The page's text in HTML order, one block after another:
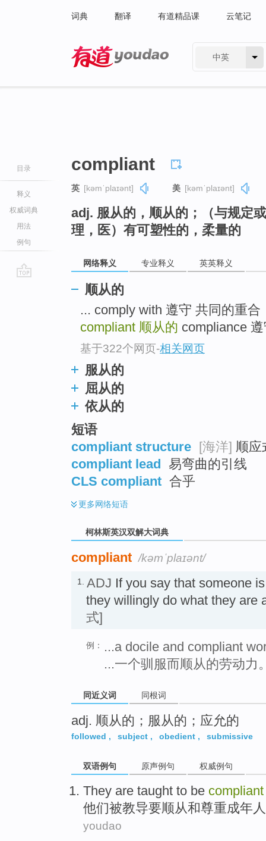
词典 翻译 有道精品课 云笔记
中英
目录
释义
权威词典
用法
例句
compliant
英 [kəmˈplaɪənt] 美 [kəmˈplaɪənt]
adj. 服从的，顺从的；（与规定
理，医）有可塑性的，柔量的
网络释义 专业释义 英英释义
顺从的
... comply with 遵守 共同的重
compliant 顺从的 compliance
基于322个网页-相关网页
服从的
屈从的
依从的
短语
compliant structure [海洋] 顺应
compliant lead 易弯曲的引线
CLS compliant 合乎
更多网络短语
柯林斯英汉双解大词典
compliant /kəmˈplaɪənt/
1. ADJ If you say that someone
they willingly do what they are
式]
例：
...a docile and compliant
...一个驯服而顺从的劳动力
同近义词 同根词
adj. 顺从的；服从的；应允的
followed , subject , obedient , submissive
双语例句 原声例句 权威例句
They are taught to be compliant
他们被教导要顺从和尊重成年人
youdao